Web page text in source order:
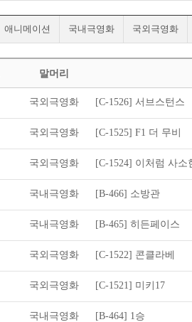
애니메이션 국내극영화 국외극영화
말머리
국외극영화 [C-1526] 서브스턴스
국외극영화 [C-1525] F1 더 무비
국외극영화 [C-1524] 이처럼 사소
국내극영화 [B-466] 소방관
국내극영화 [B-465] 히든페이스
국외극영화 [C-1522] 콘클라베
국외극영화 [C-1521] 미키17
국내극영화 [B-464] 1승